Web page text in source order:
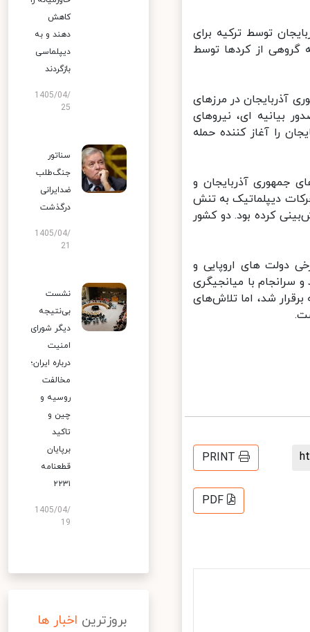
توسط ترکیه برای
از کردها توسط
در مرزهای
بیانیه ای، نیروهای
را آغاز کننده حمله
جمهوری آذربایجان و
دیپلماتیک به تنش
کرده بود. دو کشور
دولت های اروپایی و
با میانجیگری
شد، اما تلاش‌های
PRINT
PDF
کاهش
دهند و به
دیپلماسی
بازگردند
1405/04/
25
سناتور
جنگ‌طلب
ضدایرانی
درگذشت
1405/04/
نشست
بی‌نتیجه
دیگر شورای
امنیت
درباره ایران؛
مخالفت
روسیه و
چین و
تاکید
برپایان
قطعنامه
۲۲۳۱
1405/04/
19
بروزترین اخبار ها